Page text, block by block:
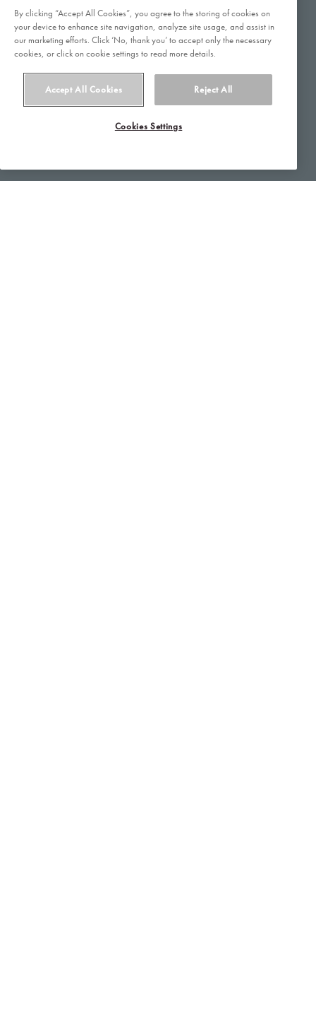
markedet. Læs mere på orkla.dk.
Orkla Care A/S
Delta Park 45 3. sal.
2665 Vallensbæk Strand
CVR-nummer 16173592
By clicking “Accept All Cookies”, you agree to the storing of cookies on
your device to enhance site navigation, analyze site usage, and assist in
our marketing efforts. Click ‘No, thank you’ to accept only the necessary
cookies, or click on cookie settings to read more details.
Accept All Cookies Reject All
Cookies Settings